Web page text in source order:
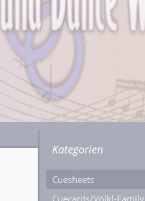
Kategorien
Cuesheets
Cuecards/Völkl-Family